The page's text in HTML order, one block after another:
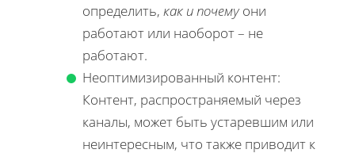
определить, как и почемуони
работают или наоборот – не
работают.
Неоптимизированный контент:
Контент, распространяемый через
каналы, может быть устаревшим или
неинтересным, что также приводит к